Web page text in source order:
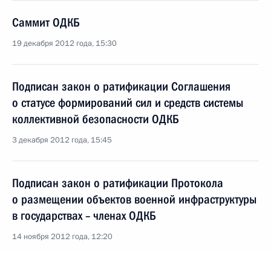
Саммит ОДКБ
19 декабря 2012 года, 15:30
Подписан закон о ратификации Соглашения
о статусе формирований сил и средств системы
коллективной безопасности ОДКБ
3 декабря 2012 года, 15:45
Подписан закон о ратификации Протокола
о размещении объектов военной инфраструктуры
в государствах – членах ОДКБ
14 ноября 2012 года, 12:20